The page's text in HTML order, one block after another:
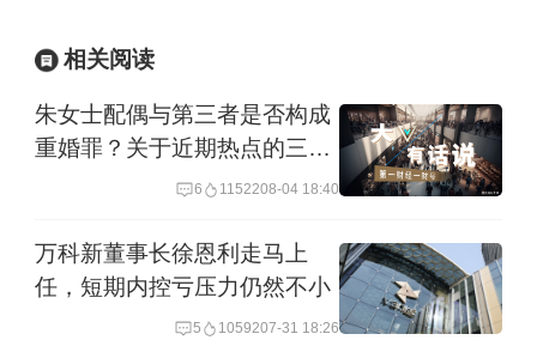
务扩大到医用耗材的整体供应，除提供
医学检验相关仪器、试剂及相关专业服
务外，也提供院内高低值耗材等医用产
品的集约化服务。
之所以拓展集约化服务，塞力医疗原本
是希望可以协助医疗机构降本提效，进
相关阅读
朱女士配偶与第三者是否构成
重婚罪？关于近期热点的三个
6 1152208-04 18:40
万科新董事长徐恩利走马上
任，短期内控亏压力仍然不小
5 1059207-31 18:26